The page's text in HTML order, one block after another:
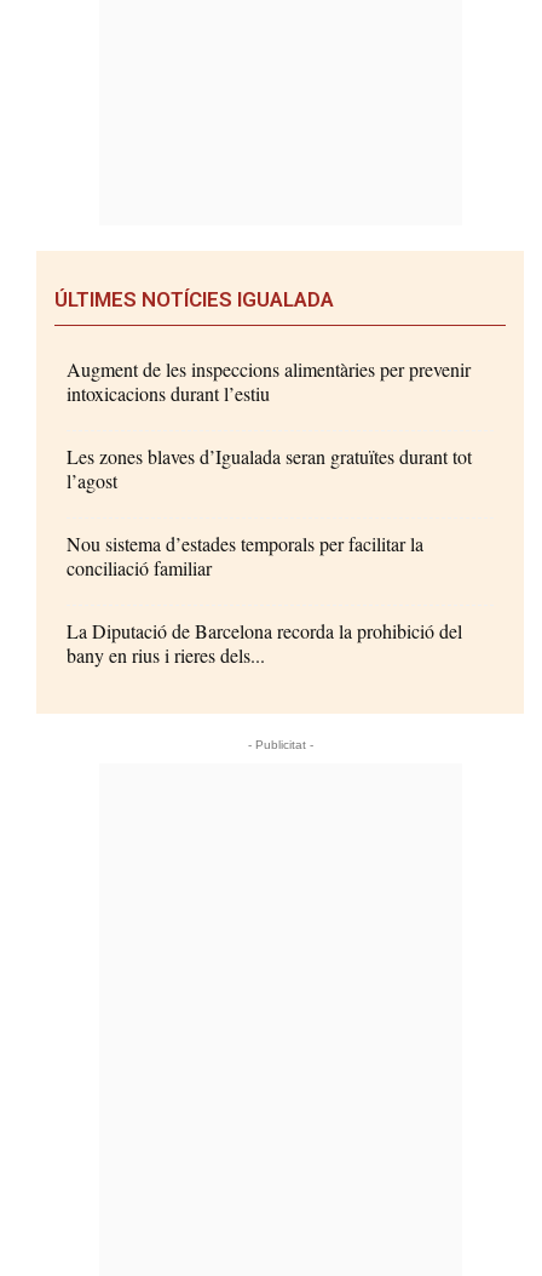
ÚLTIMES NOTÍCIES IGUALADA
Augment de les inspeccions alimentàries per prevenir
intoxicacions durant l’estiu
Les zones blaves d’Igualada seran gratuïtes durant tot
l’agost
Nou sistema d’estades temporals per facilitar la
conciliació familiar
La Diputació de Barcelona recorda la prohibició del
bany en rius i rieres dels...
- Publicitat -